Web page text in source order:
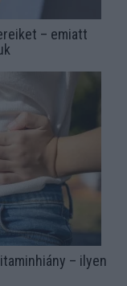
– emiatt
– ilyen